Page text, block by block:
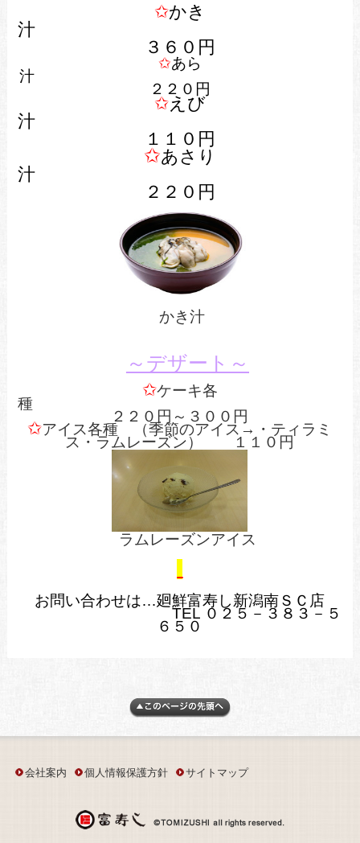
✩かき
３６０円
✩あら
汁
２２０円
✩えび
１１０円
✩あさり
２２０円
かき汁
～デザート～
✩ケーキ各
２２０円～３００円
✩アイス各種 （季節のアイス→・ティラミ
ス・ラムレーズン） １１０円
ラムレーズンアイス
お問い合わせは…廻鮮富寿し新潟南ＳＣ店
TEL ０２５－３８３－５
６５０
会社案内 個人情報保護方針 サイトマップ